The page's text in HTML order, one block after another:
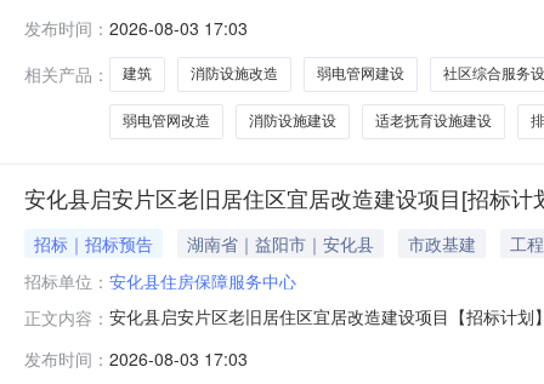
平方米，消防设施28套，智能充电桩45套，安防设施80
发布时间： 2026-08-03 17:03
相关产品：
建筑 消防设施改造 弱电管网建设 社区综合服务
弱电管网改造 消防设施建设 适老抚育设施建设
安化县启安片区老旧居住区宜居改造建设项目[招标计
招标｜招标预告 湖南省｜益阳市｜安化县 市政基建
工程
招标单位： 安化县住房保障服务中心
正文内容： 安化县启安片区老旧居住区宜居改造建设项目【招标计
道路12400平方米，消防设施12套，智能充电桩40套，
发布时间： 2026-08-03 17:03